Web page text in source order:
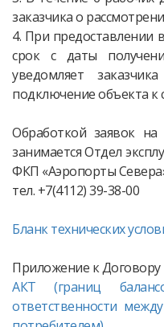
заказчика о
4. При предоставлении
срок с даты
уведомляет
подключение объекта к
Обработкой заявок на
занимается Отдел
ФКП «Аэропорты
тел. +7(4112) 39-38-00
Бланк технических
Приложение к Договору
АКТ (границ
ответственности